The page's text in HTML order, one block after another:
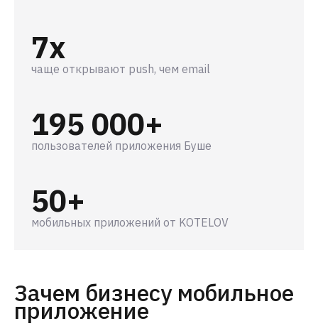
7x
чаще открывают push, чем email
195 000+
пользователей приложения Буше
50+
мобильных приложений от KOTELOV
Зачем бизнесу мобильное
приложение